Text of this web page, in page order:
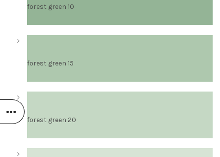
forest green 10
forest green 15
forest green 20